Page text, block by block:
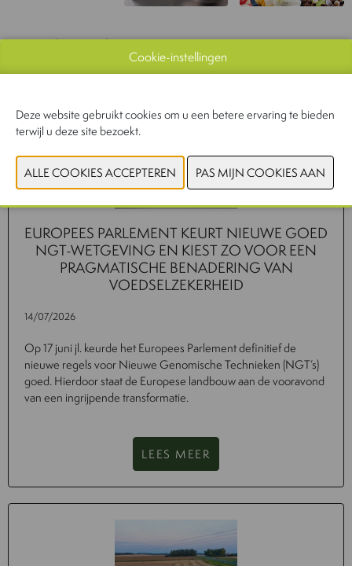
Gerelateerd nieuws
EUROPEES PARLEMENT KEURT NIEUWE GOED
NGT-WETGEVING EN KIEST ZO VOOR EEN
PRAGMATISCHE BENADERING VAN
VOEDSELZEKERHEID
14/07/2026
Op 17 juni jl. keurde het Europees Parlement definitief de
nieuwe regels voor Nieuwe Genomische Technieken (NGT’s)
goed. Hierdoor staat de Europese landbouw aan de vooravond
van een ingrijpende transformatie.
LEES MEER
Cookie-instellingen
Deze website gebruikt cookies om u een betere ervaring te bieden
terwijl u deze site bezoekt.